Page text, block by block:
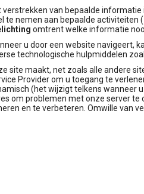
verstrekken van bepaalde
te nemen aan bepaalde activiteiten
omtrent welke informatie
u door een website navigeert,
technologische hulpmiddelen
site maakt, net zoals alle andere
Provider om u toegang te
(het wijzigt telkens wanneer
om problemen met onze server te
en te verbeteren. Omwille van